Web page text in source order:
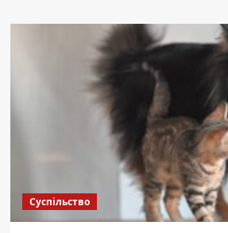
Суспільство